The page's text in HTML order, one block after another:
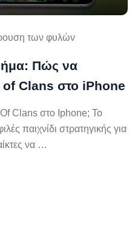
των φυλών
Πώς να
of Clans στο iPhone
Clans στο Iphone; Το
παιχνίδι στρατηγικής για
να …